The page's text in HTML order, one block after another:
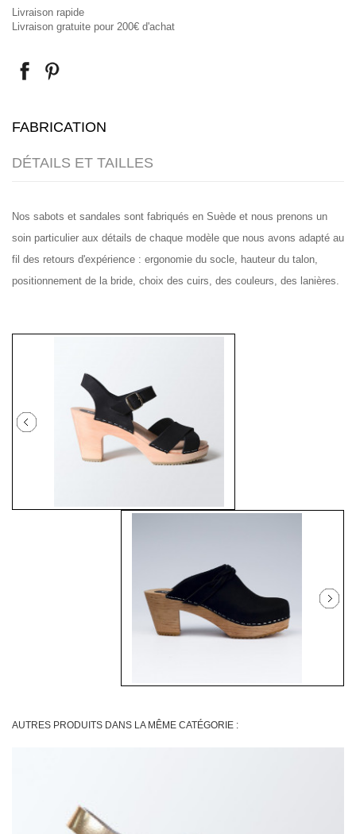
Livraison rapide
Livraison gratuite pour 200€ d'achat
FABRICATION
DÉTAILS ET TAILLES
Nos sabots et sandales sont fabriqués en Suède et nous prenons un
soin particulier aux détails de chaque modèle que nous avons adapté au
fil des retours d'expérience : ergonomie du socle, hauteur du talon,
positionnement de la bride, choix des cuirs, des couleurs, des lanières.
AUTRES PRODUITS DANS LA MÊME CATÉGORIE :